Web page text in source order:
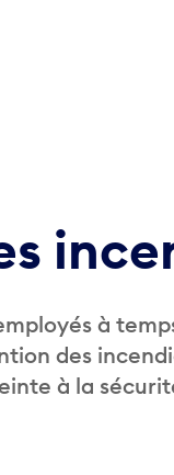
à
des
à la